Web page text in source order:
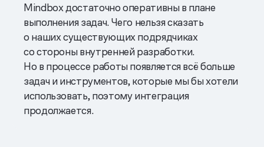
Mindbox достаточно оперативны в плане
выполнения задач. Чего нельзя сказать
о наших существующих подрядчиках
со стороны внутренней разработки.
Но в процессе работы появляется всё больше
задач и инструментов, которые мы бы хотели
использовать, поэтому интеграция
продолжается.